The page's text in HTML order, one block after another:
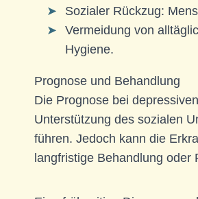
Sozialer Rückzug:
Vermeidung von
Hygiene.
Prognose und Behandlung
Die Prognose bei
Unterstützung des sozialen
führen. Jedoch kann die
langfristige Behandlung oder